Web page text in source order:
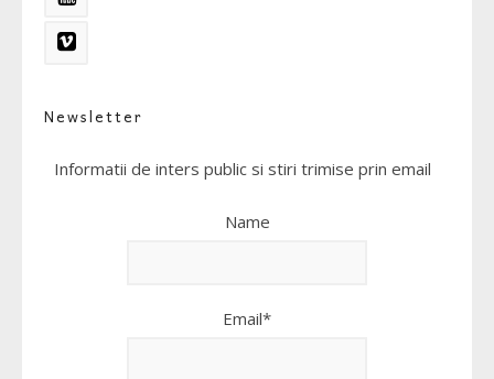
Newsletter
Informatii de inters public si stiri trimise prin email
Name
Email*